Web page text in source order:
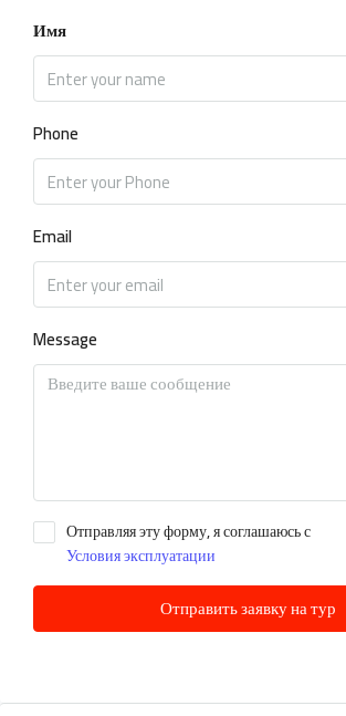
Имя
Phone
Email
Message
Отправляя эту форму, я соглашаюсь с
Условия эксплуатации
Отправить заявку на тур